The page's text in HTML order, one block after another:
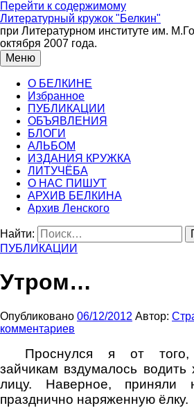
Перейти к содержимому
Литературный кружок "Белкин"
при Литературном институте им.
октября 2007 года.
Меню
О БЕЛКИНЕ
Избранное
ПУБЛИКАЦИИ
ОБЪЯВЛЕНИЯ
БЛОГИ
АЛЬБОМ
ИЗДАНИЯ КРУЖКА
ЛИТУЧЁБА
О НАС ПИШУТ
АРХИВ БЕЛКИНА
Архив Ленского
Найти:
ПУБЛИКАЦИИ
Утром…
Опубликовано 06/12/2012 Автор:
комментариев
Проснулся я от
зайчикам вздумалось
лицу. Наверное,
празднично наряженную ёлку.